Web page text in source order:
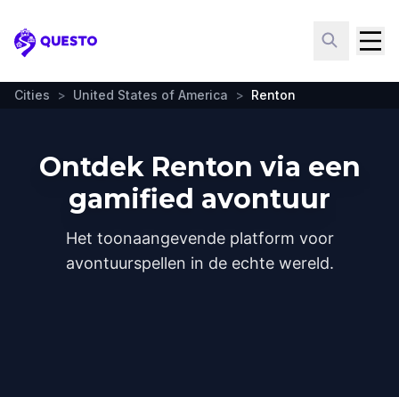
Questo
Cities > United States of America > Renton
Ontdek Renton via een
gamified avontuur
Het toonaangevende platform voor
avontuurspellen in de echte wereld.